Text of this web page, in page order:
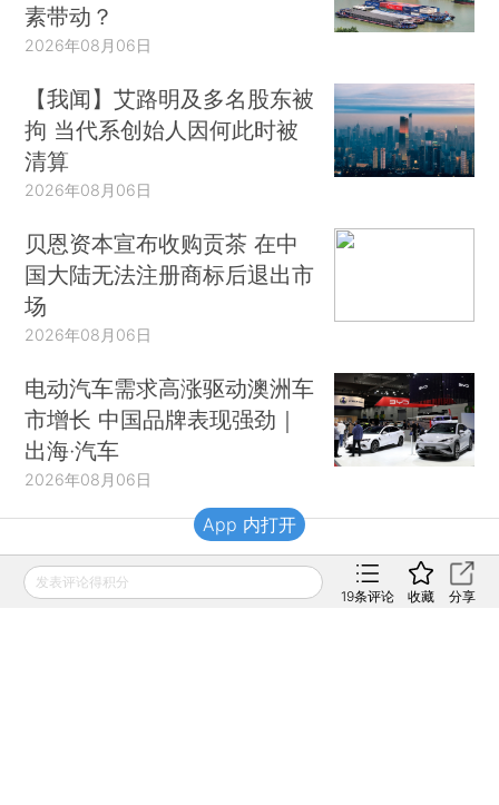
素带动？
2026年08月06日
【我闻】艾路明及多名股东被
拘 当代系创始人因何此时被
清算
2026年08月06日
贝恩资本宣布收购贡茶 在中
国大陆无法注册商标后退出市
场
2026年08月06日
电动汽车需求高涨驱动澳洲车
市增长 中国品牌表现强劲｜
出海·汽车
2026年08月06日
财新移动
发表评论得积分
19条评论 收藏 分享
App 内打开